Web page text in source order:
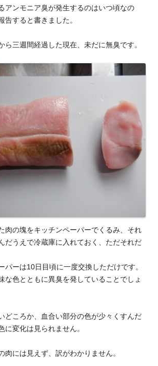
アンモニア臭が発生するのはいつ頃なの
告すると書きました。
ら三週間経過した現在、未だに無臭です。
肉の塊をキッチンペーパーでくるみ、それ
だうえで冷蔵庫に入れておく、ただそれだ
パーは10日目頃に一度交換しただけです。
な色とともに異臭を発していることでしょ
どころか、血合い部分の色が少々くすんだ
に変化は見られません。
肉には見えず、訳がわかりません。